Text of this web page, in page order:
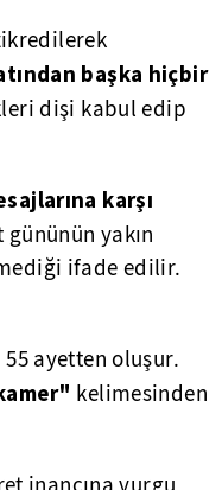
başka hiçbir
dişi kabul edip
karşı
gününün yakın
ifade edilir.
ayetten oluşur.
kelimesinden